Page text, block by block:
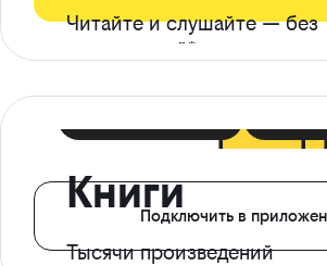
Читайте и слушайте — без
ограничений*
Книги
Тысячи произведений
Подключить в